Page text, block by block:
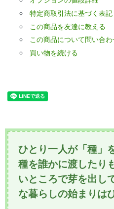
特定商取引法に基づく表記
この商品を友達に教える
この商品について問い合わ
買い物を続ける
ひとり一人が「種」
種を誰かに渡したり
いところで芽を出し
な暮らしの始まりは